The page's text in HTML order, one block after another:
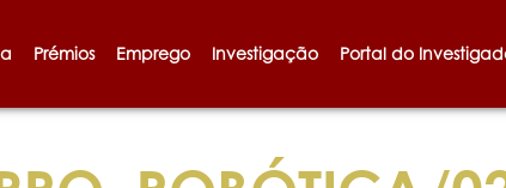
Prémios Emprego Investigação Portal do